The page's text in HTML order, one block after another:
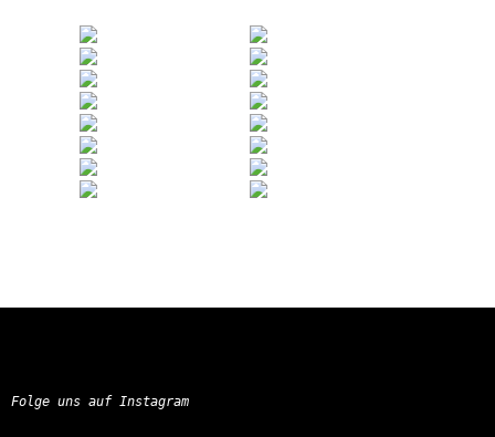
Folge uns auf Instagram